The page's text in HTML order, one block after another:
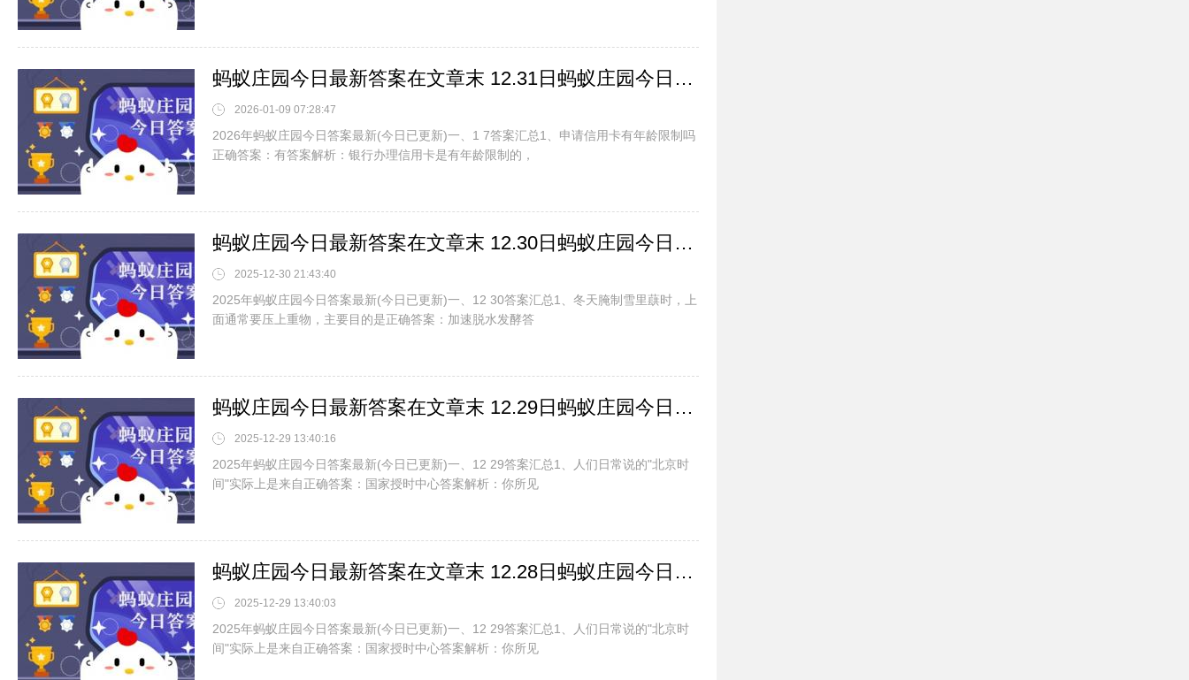
蚂蚁庄园今日最新答案在文章末 12.31日蚂蚁庄园今日正确答案汇总
2026-01-09 07:28:47
2026年蚂蚁庄园今日答案最新(今日已更新)一、1 7答案汇总1、申请信用卡有年龄限制吗
正确答案：有答案解析：银行办理信用卡是有年龄限制的，
蚂蚁庄园今日最新答案在文章末 12.30日蚂蚁庄园今日正确答案汇总
2025-12-30 21:43:40
2025年蚂蚁庄园今日答案最新(今日已更新)一、12 30答案汇总1、冬天腌制雪里蕻时，上
面通常要压上重物，主要目的是正确答案：加速脱水发酵答
蚂蚁庄园今日最新答案在文章末 12.29日蚂蚁庄园今日正确答案汇总
2025-12-29 13:40:16
2025年蚂蚁庄园今日答案最新(今日已更新)一、12 29答案汇总1、人们日常说的"北京时
间"实际上是来自正确答案：国家授时中心答案解析：你所见
蚂蚁庄园今日最新答案在文章末 12.28日蚂蚁庄园今日正确答案汇总
2025-12-29 13:40:03
2025年蚂蚁庄园今日答案最新(今日已更新)一、12 29答案汇总1、人们日常说的"北京时
间"实际上是来自正确答案：国家授时中心答案解析：你所见